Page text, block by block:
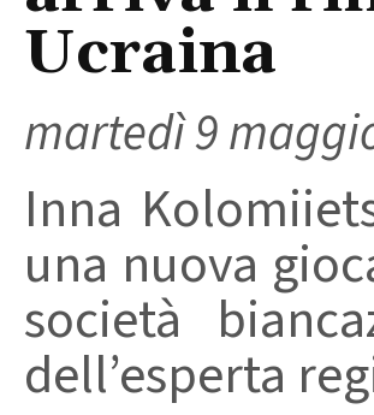
Ucraina
martedì 9
Inna
una nuova
società
dell’esperta